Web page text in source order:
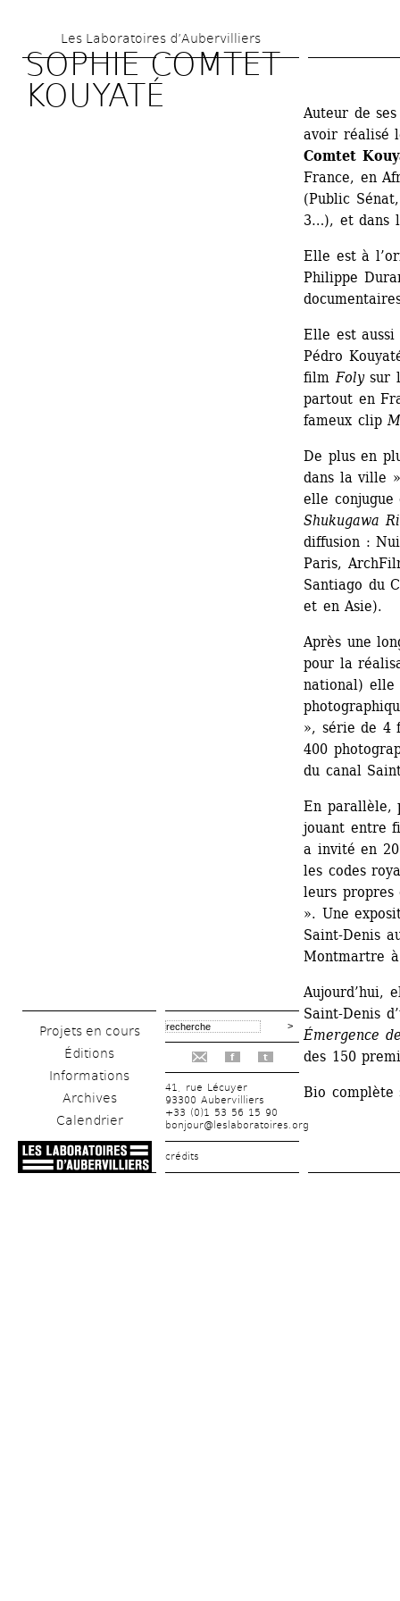
au
contenu
principal
Les Laboratoires d’Aubervilliers
SOPHIE COMTET
KOUYATÉ
Projets en cours
Éditions
Informations
Archives
Calendrier
f t
41, rue Lécuyer
93300 Aubervilliers
+33 (0)1 53 56 15 90
bonjour@leslaboratoires.org
crédits
Auteur de
avoir réalisé
Comtet
France, en
(Public
3…), et dans
Elle est à
Philippe
Elle est
Pédro
film Folysur
partout en
fameux clip
De plus en
dans la ville
elle conjugue
Shukugawa
diffusion :
Paris,
Santiago du
et en Asie).
Après une
pour la
national) elle
», série de 4
400
du canal
En parallèle,
jouant entre
a invité en
les codes
leurs propres
». Une
Saint-Denis
Montmartre
Aujourd’hui,
Saint-Denis
Émergence
des 150
Bio